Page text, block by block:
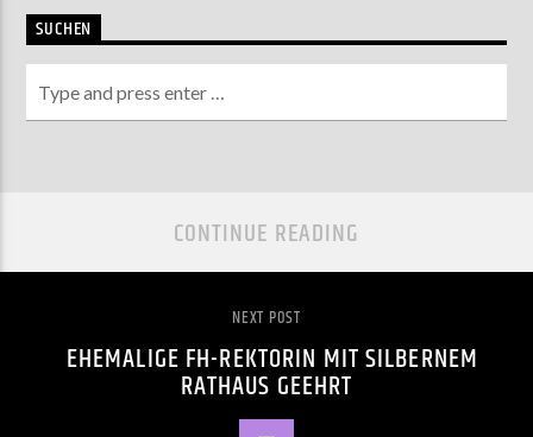
SUCHEN
CONTINUE READING
NEXT POST
EHEMALIGE FH-REKTORIN MIT SILBERNEM
RATHAUS GEEHRT